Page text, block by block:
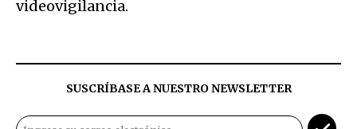
videovigilancia.
SUSCRÍBASE A NUESTRO NEWSLETTER